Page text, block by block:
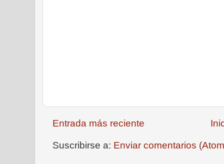
Entrada más reciente
Suscribirse a: Enviar comentarios